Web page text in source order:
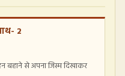
2
बहाने से अपना जिस्म दिखाकर